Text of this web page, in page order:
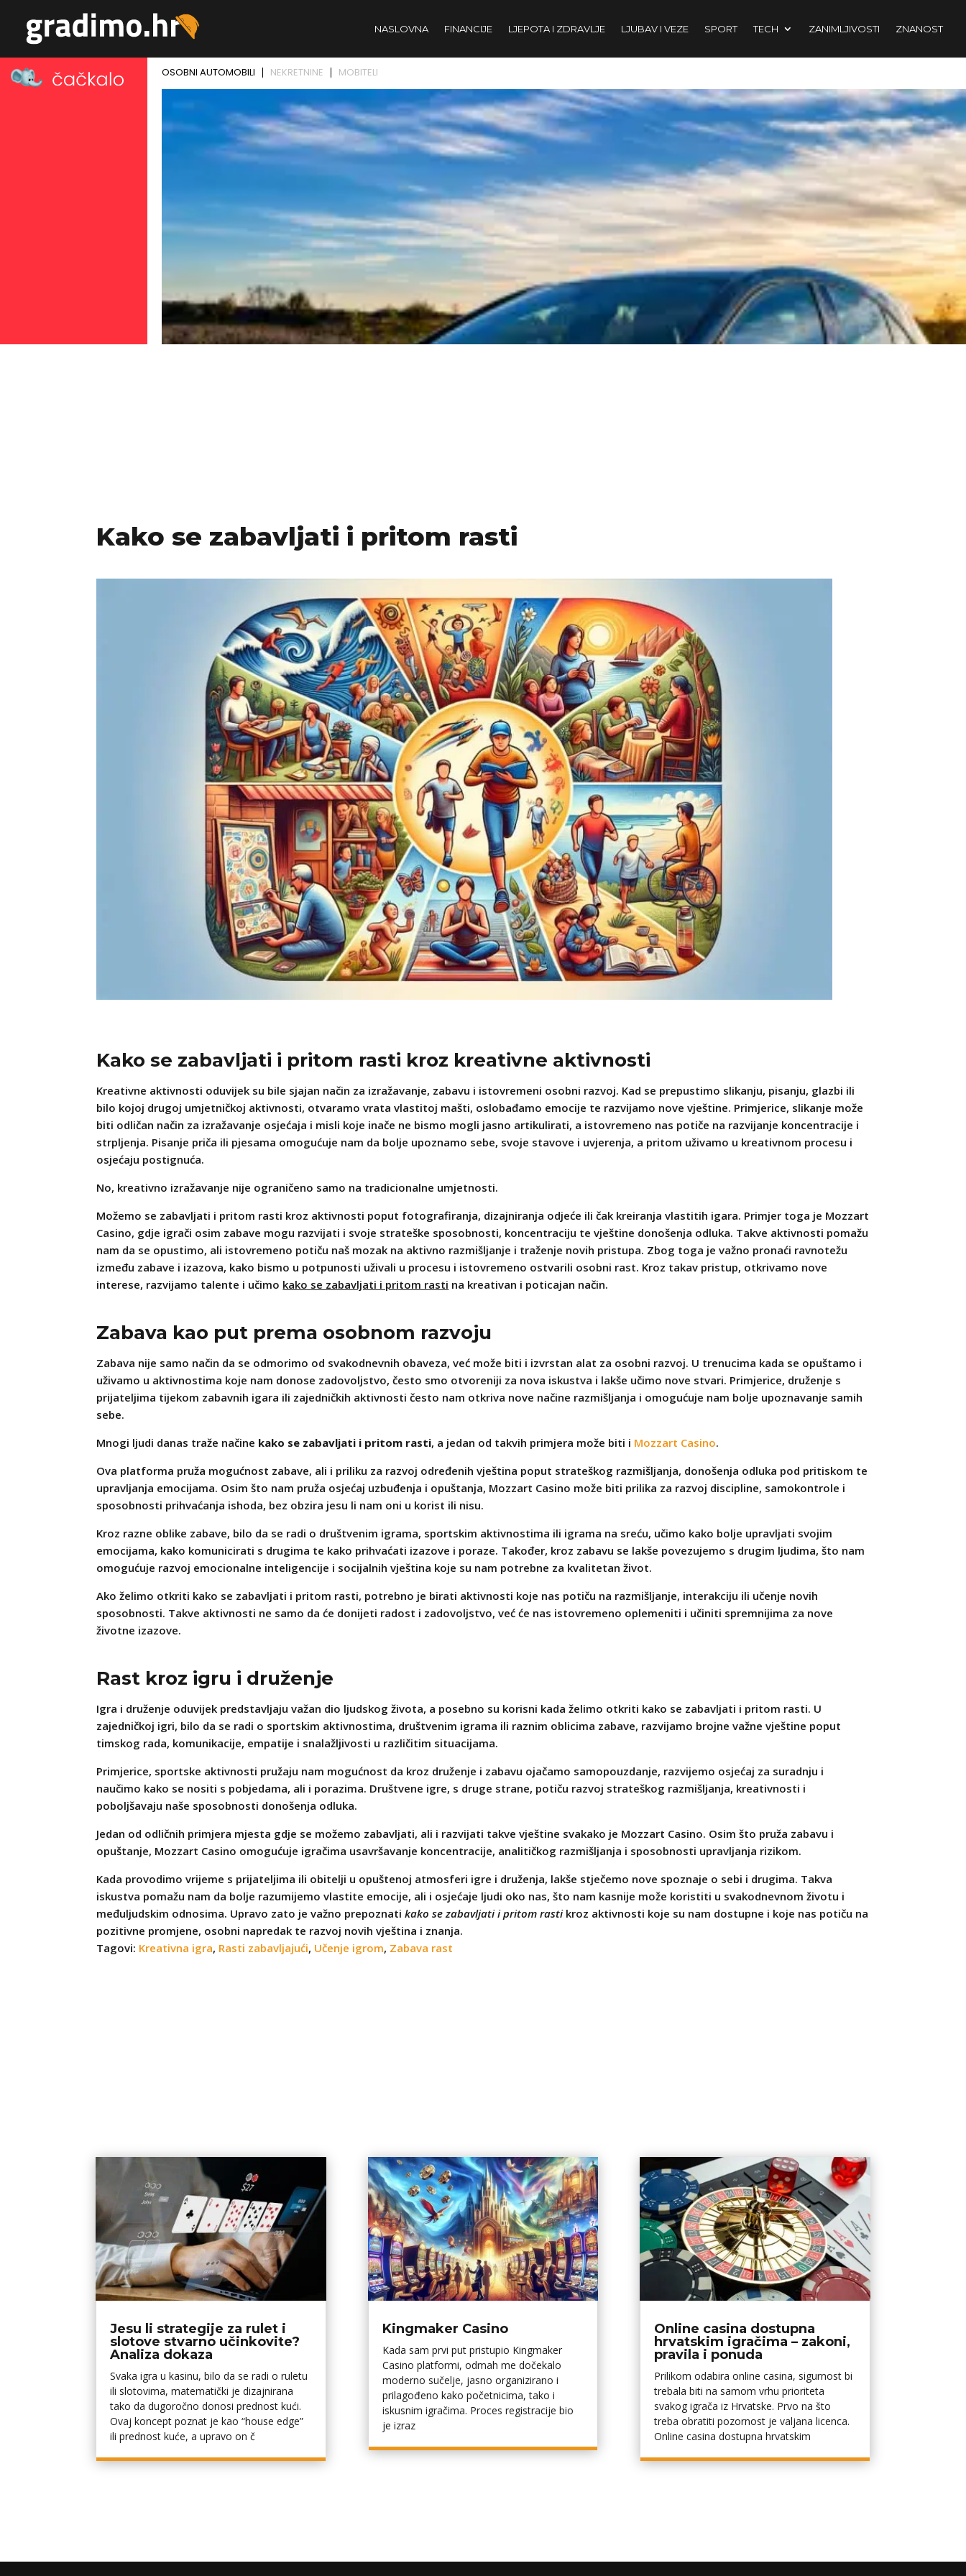
NASLOVNA FINANCIJE LJEPOTA I ZDRAVLJE LJUBAV I VEZE SPORT TECH ZANIMLJIVOSTI ZNANOST
Kako se zabavljati i pritom rasti
Kako se zabavljati i pritom rasti kroz kreativne aktivnosti
Kreativne aktivnosti oduvijek su bile sjajan način za izražavanje, zabavu i istovremeni osobni razvoj. Kad se prepustimo slikanju, pisanju, glazbi ili
bilo kojoj drugoj umjetničkoj aktivnosti, otvaramo vrata vlastitoj mašti, oslobađamo emocije te razvijamo nove vještine. Primjerice, slikanje može
biti odličan način za izražavanje osjećaja i misli koje inače ne bismo mogli jasno artikulirati, a istovremeno nas potiče na razvijanje koncentracije i
strpljenja. Pisanje priča ili pjesama omogućuje nam da bolje upoznamo sebe, svoje stavove i uvjerenja, a pritom uživamo u kreativnom procesu i
osjećaju postignuća.
No, kreativno izražavanje nije ograničeno samo na tradicionalne umjetnosti.
Možemo se zabavljati i pritom rasti kroz aktivnosti poput fotografiranja, dizajniranja odjeće ili čak kreiranja vlastitih igara. Primjer toga je Mozzart
Casino, gdje igrači osim zabave mogu razvijati i svoje strateške sposobnosti, koncentraciju te vještine donošenja odluka. Takve aktivnosti pomažu
nam da se opustimo, ali istovremeno potiču naš mozak na aktivno razmišljanje i traženje novih pristupa. Zbog toga je važno pronaći ravnotežu
između zabave i izazova, kako bismo u potpunosti uživali u procesu i istovremeno ostvarili osobni rast. Kroz takav pristup, otkrivamo nove
interese, razvijamo talente i učimo kako se zabavljati i pritom rasti na kreativan i poticajan način.
Zabava kao put prema osobnom razvoju
Zabava nije samo način da se odmorimo od svakodnevnih obaveza, već može biti i izvrstan alat za osobni razvoj. U trenucima kada se opuštamo i
uživamo u aktivnostima koje nam donose zadovoljstvo, često smo otvoreniji za nova iskustva i lakše učimo nove stvari. Primjerice, druženje s
prijateljima tijekom zabavnih igara ili zajedničkih aktivnosti često nam otkriva nove načine razmišljanja i omogućuje nam bolje upoznavanje samih
sebe.
Mnogi ljudi danas traže načine kako se zabavljati i pritom rasti, a jedan od takvih primjera može biti i Mozzart Casino.
Ova platforma pruža mogućnost zabave, ali i priliku za razvoj određenih vještina poput strateškog razmišljanja, donošenja odluka pod pritiskom te
upravljanja emocijama. Osim što nam pruža osjećaj uzbuđenja i opuštanja, Mozzart Casino može biti prilika za razvoj discipline, samokontrole i
sposobnosti prihvaćanja ishoda, bez obzira jesu li nam oni u korist ili nisu.
Kroz razne oblike zabave, bilo da se radi o društvenim igrama, sportskim aktivnostima ili igrama na sreću, učimo kako bolje upravljati svojim
emocijama, kako komunicirati s drugima te kako prihvaćati izazove i poraze. Također, kroz zabavu se lakše povezujemo s drugim ljudima, što nam
omogućuje razvoj emocionalne inteligencije i socijalnih vještina koje su nam potrebne za kvalitetan život.
Ako želimo otkriti kako se zabavljati i pritom rasti, potrebno je birati aktivnosti koje nas potiču na razmišljanje, interakciju ili učenje novih
sposobnosti. Takve aktivnosti ne samo da će donijeti radost i zadovoljstvo, već će nas istovremeno oplemeniti i učiniti spremnijima za nove
životne izazove.
Rast kroz igru i druženje
Igra i druženje oduvijek predstavljaju važan dio ljudskog života, a posebno su korisni kada želimo otkriti kako se zabavljati i pritom rasti. U
zajedničkoj igri, bilo da se radi o sportskim aktivnostima, društvenim igrama ili raznim oblicima zabave, razvijamo brojne važne vještine poput
timskog rada, komunikacije, empatije i snalažljivosti u različitim situacijama.
Primjerice, sportske aktivnosti pružaju nam mogućnost da kroz druženje i zabavu ojačamo samopouzdanje, razvijemo osjećaj za suradnju i
naučimo kako se nositi s pobjedama, ali i porazima. Društvene igre, s druge strane, potiču razvoj strateškog razmišljanja, kreativnosti i
poboljšavaju naše sposobnosti donošenja odluka.
Jedan od odličnih primjera mjesta gdje se možemo zabavljati, ali i razvijati takve vještine svakako je Mozzart Casino. Osim što pruža zabavu i
opuštanje, Mozzart Casino omogućuje igračima usavršavanje koncentracije, analitičkog razmišljanja i sposobnosti upravljanja rizikom.
Kada provodimo vrijeme s prijateljima ili obitelji u opuštenoj atmosferi igre i druženja, lakše stječemo nove spoznaje o sebi i drugima. Takva
iskustva pomažu nam da bolje razumijemo vlastite emocije, ali i osjećaje ljudi oko nas, što nam kasnije može koristiti u svakodnevnom životu i
međuljudskim odnosima. Upravo zato je važno prepoznatikako se zabavljati i pritom rastikroz aktivnosti koje su nam dostupne i koje nas potiču na
pozitivne promjene, osobni napredak te razvoj novih vještina i znanja.
Tagovi: Kreativna igra, Rasti zabavljajući, Učenje igrom, Zabava rast
Jesu li strategije za rulet i
slotove stvarno učinkovite?
Analiza dokaza
Svaka igra u kasinu, bilo da se radi o ruletu
ili slotovima, matematički je dizajnirana
tako da dugoročno donosi prednost kući.
Ovaj koncept poznat je kao “house edge”
ili prednost kuće, a upravo on č
Kingmaker Casino
Kada sam prvi put pristupio Kingmaker
Casino platformi, odmah me dočekalo
moderno sučelje, jasno organizirano i
prilagođeno kako početnicima, tako i
iskusnim igračima. Proces registracije bio
je izraz
Online casina dostupna
hrvatskim igračima – zakoni,
pravila i ponuda
Prilikom odabira online casina, sigurnost bi
trebala biti na samom vrhu prioriteta
svakog igrača iz Hrvatske. Prvo na što
treba obratiti pozornost je valjana licenca.
Online casina dostupna hrvatskim